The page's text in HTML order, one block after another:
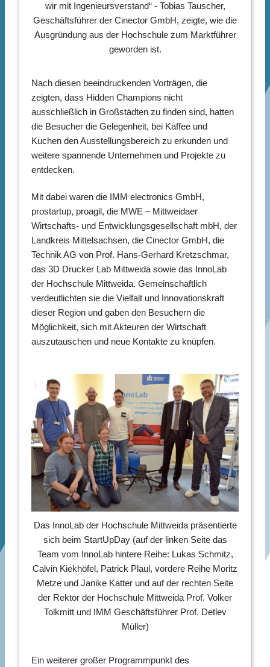
wir mit Ingenieursverstand“ - Tobias Tauscher,
Geschäftsführer der Cinector GmbH, zeigte, wie die
Ausgründung aus der Hochschule zum Marktführer
geworden ist.
Nach diesen beeindruckenden Vorträgen, die
zeigten, dass Hidden Champions nicht
ausschließlich in Großstädten zu finden sind, hatten
die Besucher die Gelegenheit, bei Kaffee und
Kuchen den Ausstellungsbereich zu erkunden und
weitere spannende Unternehmen und Projekte zu
entdecken.
Mit dabei waren die IMM electronics GmbH,
prostartup, proagil, die MWE – Mittweidaer
Wirtschafts- und Entwicklungsgesellschaft mbH, der
Landkreis Mittelsachsen, die Cinector GmbH, die
Technik AG von Prof. Hans-Gerhard Kretzschmar,
das 3D Drucker Lab Mittweida sowie das InnoLab
der Hochschule Mittweida. Gemeinschaftlich
verdeutlichten sie die Vielfalt und Innovationskraft
dieser Region und gaben den Besuchern die
Möglichkeit, sich mit Akteuren der Wirtschaft
auszutauschen und neue Kontakte zu knüpfen.
Das InnoLab der Hochschule Mittweida präsentierte
sich beim StartUpDay (auf der linken Seite das
Team vom InnoLab hintere Reihe: Lukas Schmitz,
Calvin Kiekhöfel, Patrick Plaul, vordere Reihe Moritz
Metze und Janike Katter und auf der rechten Seite
der Rektor der Hochschule Mittweida Prof. Volker
Tolkmitt und IMM Geschäftsführer Prof. Detlev
Müller)
Ein weiterer großer Programmpunkt des